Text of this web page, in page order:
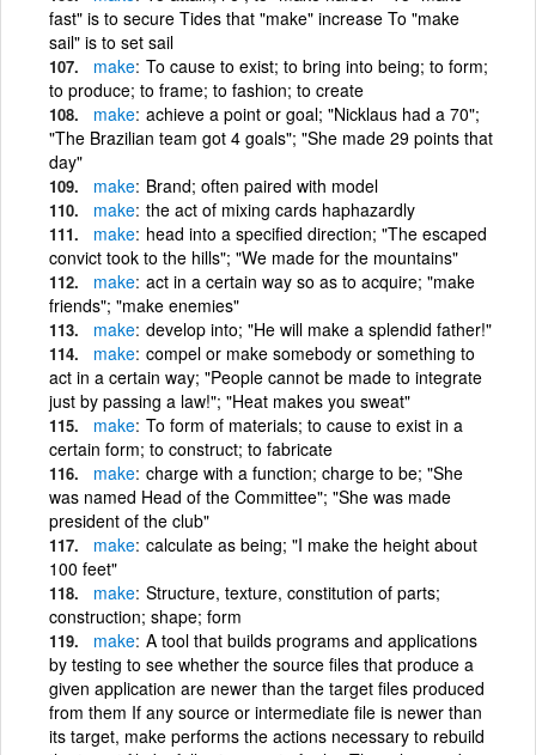
fast" is to secure Tides that "make" increase To "make
sail" is to set sail
make To cause to exist; to bring into being; to form;
to produce; to frame; to fashion; to create
make achieve a point or goal; "Nicklaus had a 70";
"The Brazilian team got 4 goals"; "She made 29 points that
day"
make Brand; often paired with model
make the act of mixing cards haphazardly
make head into a specified direction; "The escaped
convict took to the hills"; "We made for the mountains"
make act in a certain way so as to acquire; "make
friends"; "make enemies"
make develop into; "He will make a splendid father!"
make compel or make somebody or something to
act in a certain way; "People cannot be made to integrate
just by passing a law!"; "Heat makes you sweat"
make To form of materials; to cause to exist in a
certain form; to construct; to fabricate
make charge with a function; charge to be; "She
was named Head of the Committee"; "She was made
president of the club"
make calculate as being; "I make the height about
100 feet"
make Structure, texture, constitution of parts;
construction; shape; form
make A tool that builds programs and applications
by testing to see whether the source files that produce a
given application are newer than the target files produced
from them If any source or intermediate file is newer than
its target, make performs the actions necessary to rebuild